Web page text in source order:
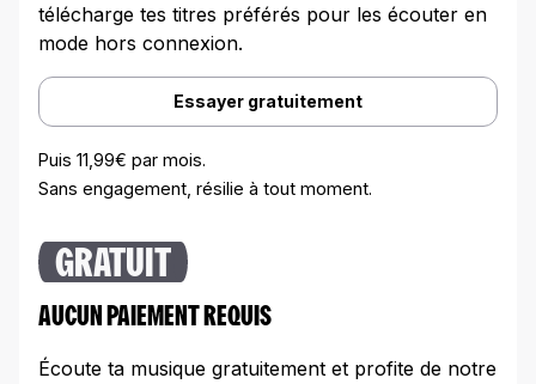
télécharge tes titres préférés pour les écouter en
mode hors connexion.
Essayer gratuitement
Puis 11,99€ par mois.
Sans engagement, résilie à tout moment.
GRATUIT
AUCUN PAIEMENT REQUIS
Écoute ta musique gratuitement et profite de notre